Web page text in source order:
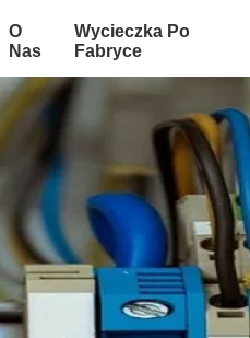
O
Nas
Wycieczka Po
Fabryce